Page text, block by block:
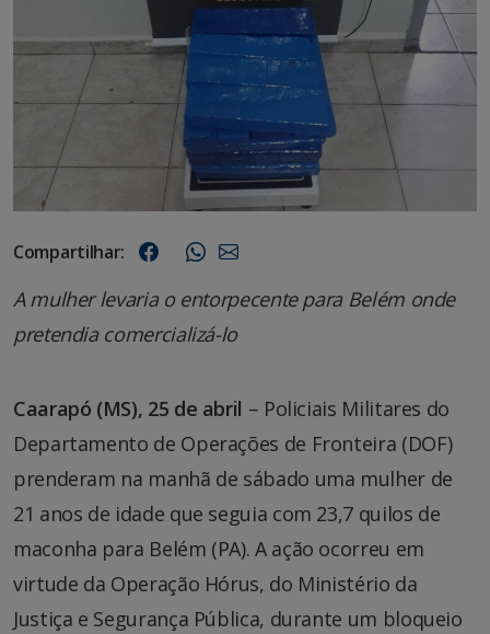
Compartilhar:
A mulher levaria o entorpecente para Belém onde
pretendia comercializá-lo
Caarapó (MS), 25 de abril – Policiais Militares do
Departamento de Operações de Fronteira (DOF)
prenderam na manhã de sábado uma mulher de
21 anos de idade que seguia com 23,7 quilos de
maconha para Belém (PA). A ação ocorreu em
virtude da Operação Hórus, do Ministério da
Justiça e Segurança Pública, durante um bloqueio